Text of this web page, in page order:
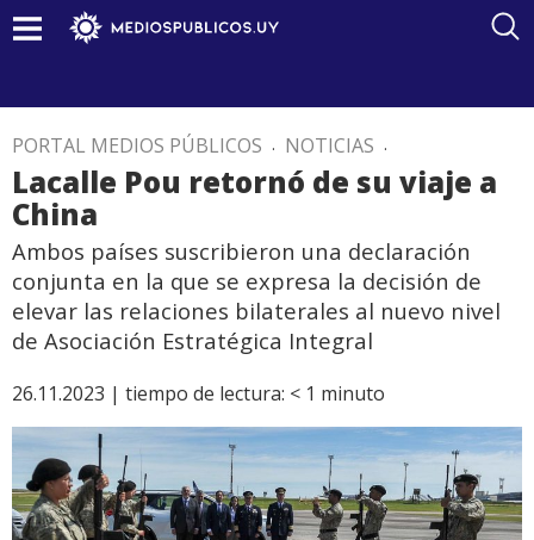
PORTAL MEDIOS PÚBLICOS . NOTICIAS .
Lacalle Pou retornó de su viaje a
China
Ambos países suscribieron una declaración
conjunta en la que se expresa la decisión de
elevar las relaciones bilaterales al nuevo nivel
de Asociación Estratégica Integral
26.11.2023 | tiempo de lectura: < 1 minuto